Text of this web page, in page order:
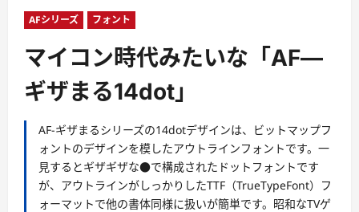
AFシリーズ フォント
マイコン時代みたいな「AF―
ギザまる14dot」
AF-ギザまるシリーズの14dotデザインは、ビットマップフ
ォントのデザインを模したアウトラインフォントです。一
見するとギザギザな●で構成されたドットフォントです
が、アウトラインがしっかりしたTTF（TrueTypeFont）フ
ォーマットで他の書体同様に扱いが簡単です。昭和なTVゲ